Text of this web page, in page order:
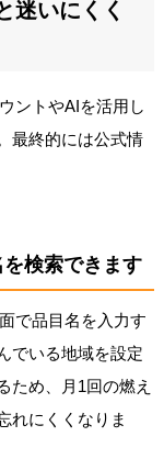
迷いにくく
ントやAIを活用し
最終的には公式情
検索できます
で品目名を入力す
でいる地域を設定
ため、月1回の燃え
れにくくなりま